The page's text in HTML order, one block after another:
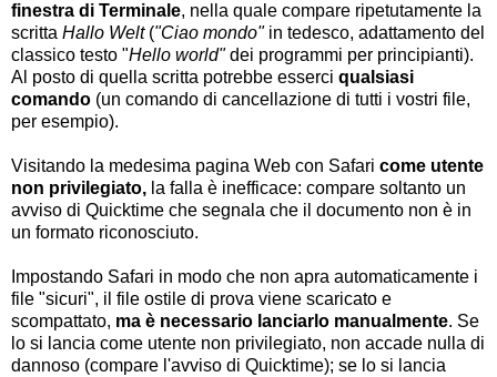
finestra di Terminale, nella quale compare ripetutamente la
scritta Hallo Welt("Ciao mondo"in tedesco, adattamento del
classico testo "Hello world"dei programmi per principianti).
Al posto di quella scritta potrebbe esserci qualsiasi
comando (un comando di cancellazione di tutti i vostri file,
per esempio).
Visitando la medesima pagina Web con Safari come utente
non privilegiato, la falla è inefficace: compare soltanto un
avviso di Quicktime che segnala che il documento non è in
un formato riconosciuto.
Impostando Safari in modo che non apra automaticamente i
file "sicuri", il file ostile di prova viene scaricato e
scompattato, ma è necessario lanciarlo manualmente. Se
lo si lancia come utente non privilegiato, non accade nulla di
dannoso (compare l'avviso di Quicktime); se lo si lancia